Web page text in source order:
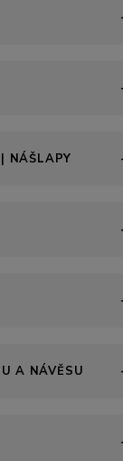
NÁŠLAPY
A NÁVĚSU